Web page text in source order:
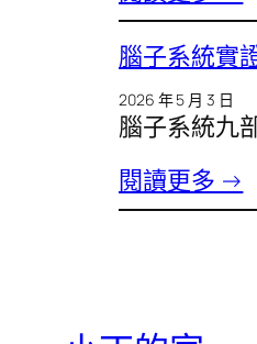
腦子系統實
2026 年 5 月 3 日
腦子系統九
閱讀更多 →